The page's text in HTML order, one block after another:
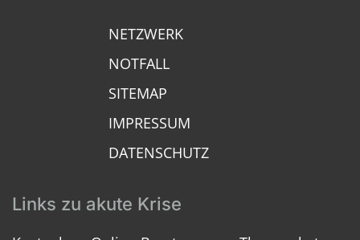
NETZWERK
NOTFALL
SITEMAP
IMPRESSUM
DATENSCHUTZ
Links zu akute Krise